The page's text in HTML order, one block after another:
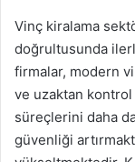
Vinç kiralama
doğrultusunda
firmalar, modern
ve uzaktan kontrol
süreçlerini daha
güvenliği